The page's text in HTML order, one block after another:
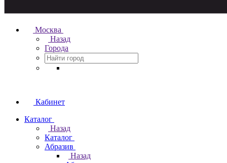
Москва
Назад
Города
Кабинет
Каталог
Назад
Каталог
Абразив
Назад